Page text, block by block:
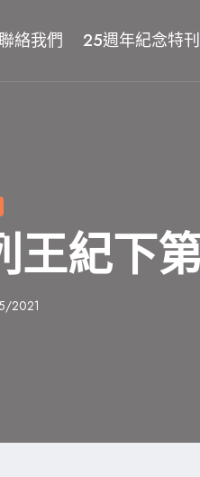
絡我們 25週年紀念特刊
紀下第
2021